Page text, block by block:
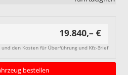
19.840,– €
und den Kosten für Überführung und Kfz-Brief
bestellen